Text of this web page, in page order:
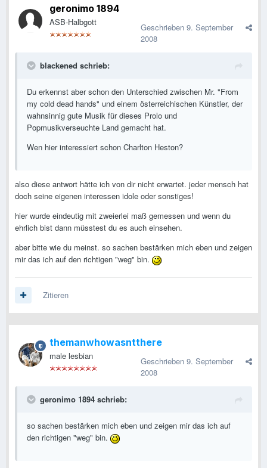
geronimo 1894
ASB-Halbgott Geschrieben 9. September
2008
blackened schrieb:
Du erkennst aber schon den Unterschied zwischen Mr. "From
my cold dead hands" und einem österreichischen Künstler, der
wahnsinnig gute Musik für dieses Prolo und
Popmusikverseuchte Land gemacht hat.
Wen hier interessiert schon Charlton Heston?
also diese antwort hätte ich von dir nicht erwartet. jeder mensch hat
doch seine eigenen interessen idole oder sonstiges!
hier wurde eindeutig mit zweierlei maß gemessen und wenn du
ehrlich bist dann müsstest du es auch einsehen.
aber bitte wie du meinst. so sachen bestärken mich eben und zeigen
mir das ich auf den richtigen "weg" bin.
Zitieren
themanwhowasntthere
male lesbian Geschrieben 9. September
2008
geronimo 1894 schrieb:
so sachen bestärken mich eben und zeigen mir das ich auf
den richtigen "weg" bin.